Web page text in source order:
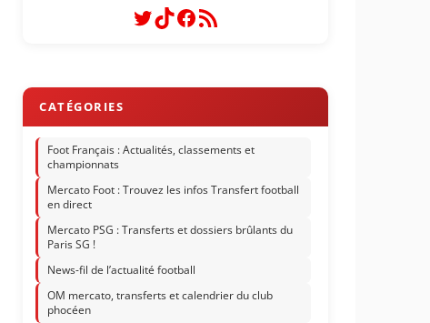
Twitter
TikTok
Facebook
Flux RSS
Foot Français : Actualités, classements et
championnats
Mercato Foot : Trouvez les infos Transfert football
en direct
Mercato PSG : Transferts et dossiers brûlants du
Paris SG !
News-fil de l’actualité football
OM mercato, transferts et calendrier du club
phocéen